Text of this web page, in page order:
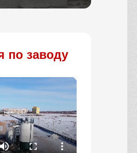
по заводу